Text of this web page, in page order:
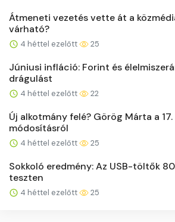
Átmeneti vezetés vette át a
várható?
4 héttel ezelőtt 25
Júniusi infláció: Forint és
drágulást
4 héttel ezelőtt 22
Új alkotmány felé? Görög Márta a
módosításról
4 héttel ezelőtt 25
Sokkoló eredmény: Az USB-töltők
teszten
4 héttel ezelőtt 25